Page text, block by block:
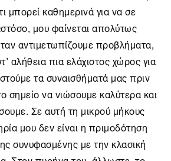
μπορεί καθημερινά για να σε
μου φαίνεται απολύτως
αντιμετωπίζουμε προβλήματα,
αλήθεια πια ελάχιστος χώρος για
τα συναισθήματά μας πριν
σημείο να νιώσουμε καλύτερα και
Σε αυτή τη μικρού μήκους
μου δεν είναι η πριμοδότηση
συνυφασμένης με την κλασική